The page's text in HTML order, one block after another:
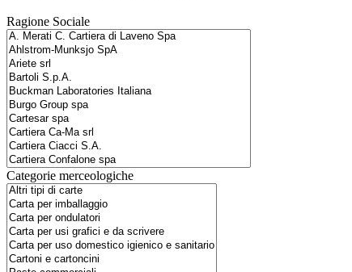
Ragione Sociale
Categorie merceologiche